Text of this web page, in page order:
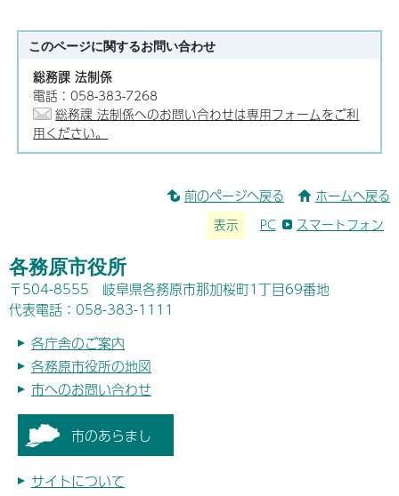
このページに関するお問い合わせ
総務課 法制係
電話：058-383-7268
総務課 法制係へのお問い合わせは専用フォームをご利
用ください。
前のページへ戻る ホームへ戻る
表示 PC スマートフォン
各務原市役所
〒504-8555 岐阜県各務原市那加桜町1丁目69番地
代表電話：058-383-1111
各庁舎のご案内
各務原市役所の地図
市へのお問い合わせ
市のあらまし
サイトについて